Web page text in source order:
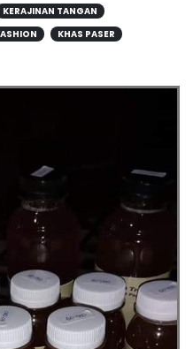
KERAJINAN TANGAN
KHAS PASER